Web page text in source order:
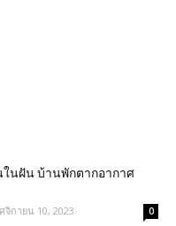
นฝัน บ้านพักตากอากาศ
จิกายน 10, 2023 0